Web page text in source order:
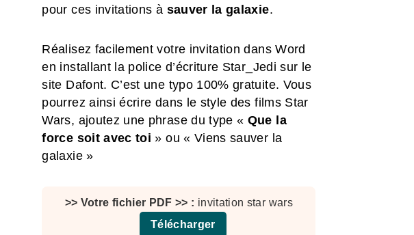
pour ces invitations à sauver la galaxie.
Réalisez facilement votre invitation dans Word
en installant la police d’écriture Star_Jedi sur le
site Dafont. C’est une typo 100% gratuite. Vous
pourrez ainsi écrire dans le style des films Star
Wars, ajoutez une phrase du type « Que la
force soit avec toi » ou « Viens sauver la
galaxie »
invitation star wars
Télécharger